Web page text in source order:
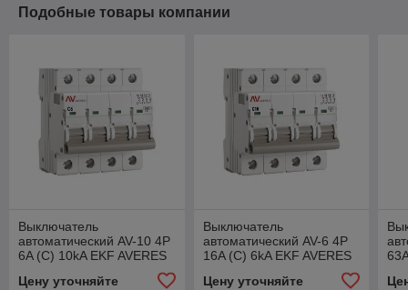
Подобные товары компании
Выключатель
автоматический AV-10 4P
6A (C) 10kA EKF AVERES
Цену уточняйте
Выключатель
автоматический AV-6 4P
16A (C) 6kA EKF AVERES
Цену уточняйте